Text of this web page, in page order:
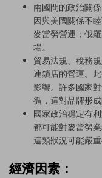
兩國間的政治關
因與美國關係不
麥當勞營運；俄
場。
貿易法規、稅務
連鎖店的營運。
影響。許多國家
循，這對品牌形成
國家政治穩定有
都可能對麥當勞
這類狀況可能嚴重
經濟因素：